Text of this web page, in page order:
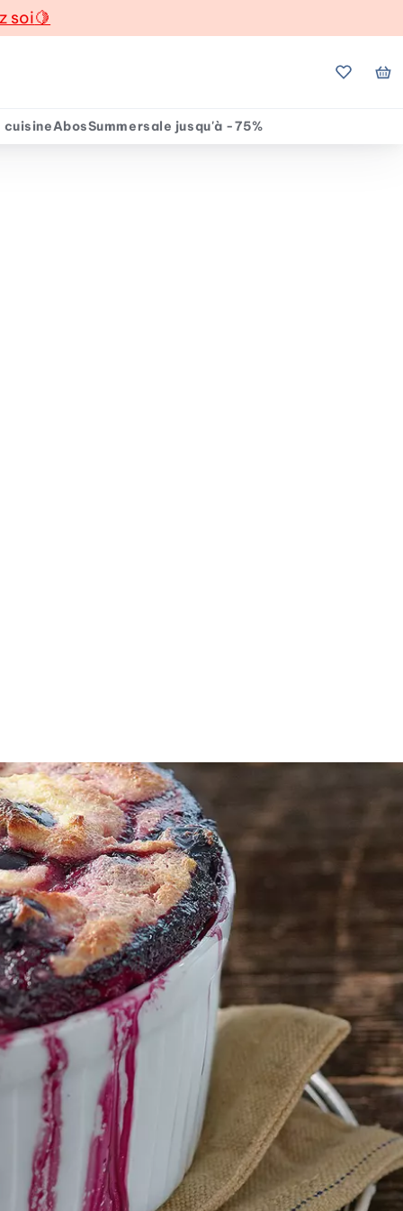
soi🍋
Mes
cuisineAbosSummersale jusqu'à -75%